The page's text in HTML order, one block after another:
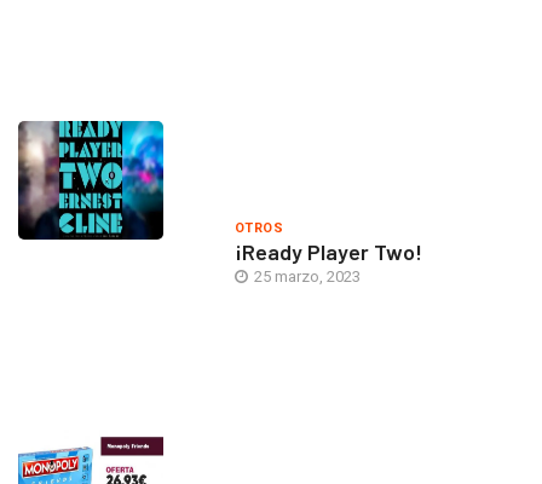
OTROS
¡Ready Player Two!
25 marzo, 2023